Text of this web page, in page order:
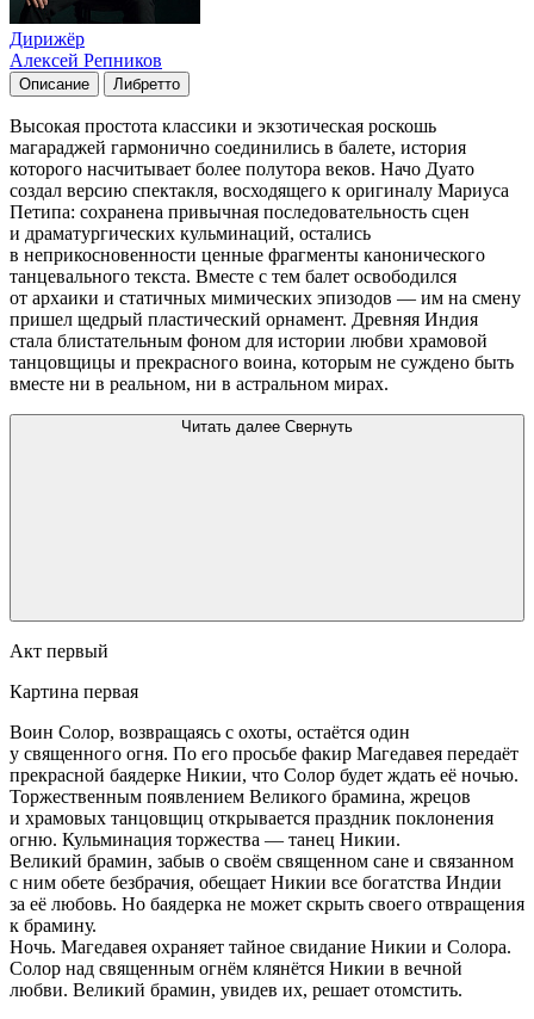
Дирижёр
Алексей Репников
Описание Либретто
Высокая простота классики и экзотическая роскошь
магараджей гармонично соединились в балете, история
которого насчитывает более полутора веков. Начо Дуато
создал версию спектакля, восходящего к оригиналу Мариуса
Петипа: сохранена привычная последовательность сцен
и драматургических кульминаций, остались
в неприкосновенности ценные фрагменты канонического
танцевального текста. Вместе с тем балет освободился
от архаики и статичных мимических эпизодов — им на смену
пришел щедрый пластический орнамент. Древняя Индия
стала блистательным фоном для истории любви храмовой
танцовщицы и прекрасного воина, которым не суждено быть
вместе ни в реальном, ни в астральном мирах.
Читать далее Свернуть
Акт первый
Картина первая
Воин Солор, возвращаясь с охоты, остаётся один
у священного огня. По его просьбе факир Магедавея передаёт
прекрасной баядерке Никии, что Солор будет ждать её ночью.
Торжественным появлением Великого брамина, жрецов
и храмовых танцовщиц открывается праздник поклонения
огню. Кульминация торжества — танец Никии.
Великий брамин, забыв о своём священном сане и связанном
с ним обете безбрачия, обещает Никии все богатства Индии
за её любовь. Но баядерка не может скрыть своего отвращения
к брамину.
Ночь. Магедавея охраняет тайное свидание Никии и Солора.
Солор над священным огнём клянётся Никии в вечной
любви. Великий брамин, увидев их, решает отомстить.